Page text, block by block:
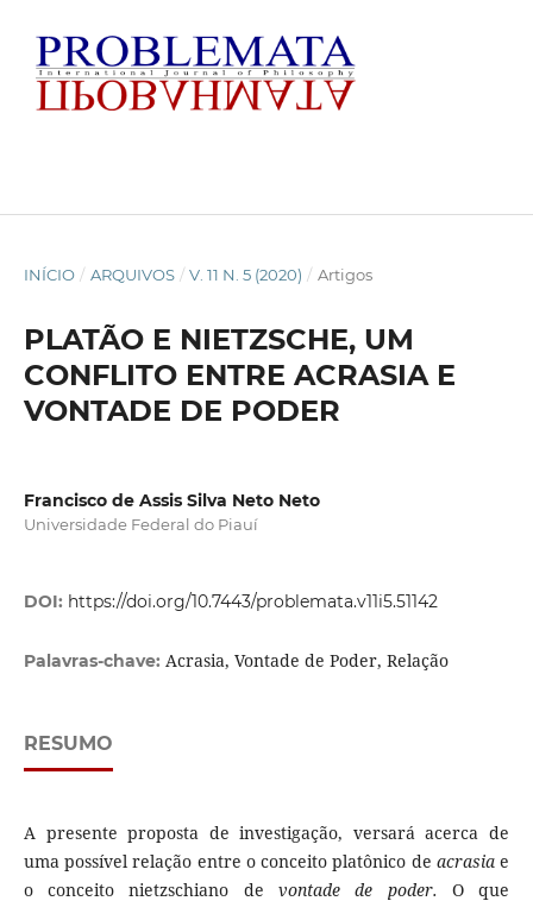
INÍCIO / ARQUIVOS / V. 11 N. 5 (2020) / Artigos
PLATÃO E NIETZSCHE, UM
CONFLITO ENTRE ACRASIA E
VONTADE DE PODER
Francisco de Assis Silva Neto Neto
Universidade Federal do Piauí
DOI: https://doi.org/10.7443/problemata.v11i5.51142
Palavras-chave: Acrasia, Vontade de Poder, Relação
RESUMO
A presente proposta de investigação, versará acerca de
uma possível relação entre o conceito platônico de acrasiae
o conceito nietzschiano de vontade de poder. O que